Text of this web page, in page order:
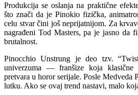
Produkcija se oslanja na praktične
što znači da je Pinokio fizička,
celu stvar čini još neprijatnijom. Za
nagrađeni Tod Masters, pa je jasno da
brutalnost.
Pinocchio Unstrung je deo tzv.
univerzuma — franšize koja klasične
pretvara u horor serijale. Posle Medveda
lutku. Ako se ovaj trend nastavi, malo